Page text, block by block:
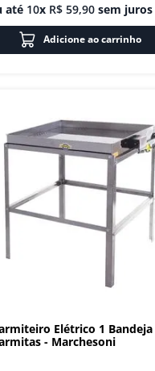
até 10x R$ 59,90 sem juros
Adicione ao carrinho
Elétrico 1 Bandeja
- Marchesoni